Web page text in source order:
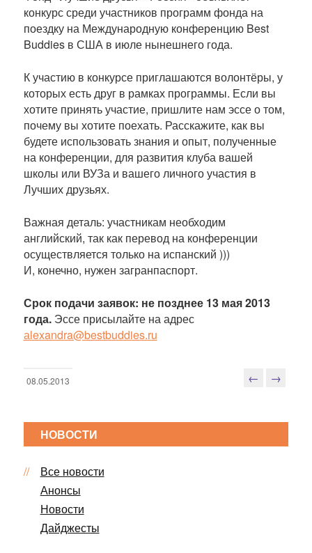
и
и
конкурс среди участников программ фонда на
поездку на Международную конференцию Best
Buddies в США в июле нынешнего года.
К участию в конкурсе приглашаются волонтёры, у
которых есть друг в рамках программы. Если вы
хотите принять участие, пришлите нам эссе о том,
почему вы хотите поехать. Расскажите, как вы
будете использовать знания и опыт, полученные
на конференции, для развития клуба вашей
школы или ВУЗа и вашего личного участия в
Лучших друзьях.
Важная деталь: участникам необходим
английский, так как перевод на конференции
осуществляется только на испанский )))
И, конечно, нужен загранпаспорт.
Срок подачи заявок: не позднее 13 мая 2013
года.Эссе присылайте на адрес
аlexandra@bestbuddies.ru
08.05.2013
в
а
← →
НОВОСТИ
Все новости
Анонсы
Новости
Дайджесты